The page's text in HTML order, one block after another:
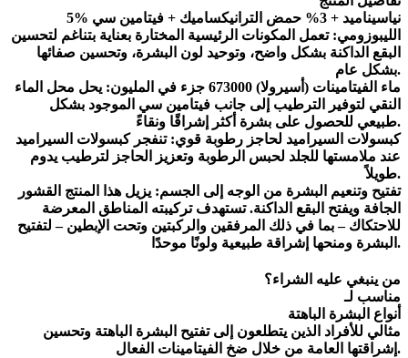
5% نياسيناميد + 3% حمض الترانيكساميك + فيتامين سي
الليبوزومي: تعمل المكونات الرئيسية المختارة بعناية بتناغم لتحسين
البقع الداكنة بشكل واضح، وتوحيد لون البشرة، وتحسين صفائها
بشكل عام.
ماء الفيتامينات (أسيرولا) 673000 جزء في المليون: يحل محل الماء
النقي لتوفير الترطيب إلى جانب فيتامين سي الموجود بشكل
طبيعي للحصول على بشرة أكثر إشراقًا ونقاءً.
كبسولات السيراميد لحاجز رطوبة قوي: تنفجر كبسولات السيراميد
عند ملامستها للجلد لحبس الرطوبة وتعزيز الحاجز لترطيب يدوم
طويلاً.
تفتيح وتنعيم البشرة من الوجه إلى الجسم: يزيل هذا المنتج القشور
الجافة ويفتح البقع الداكنة. تستهدف تركيبته المناطق المعرضة
للاحتكاك – بما في ذلك المرفقين والركبتين وتحت الإبطين – لتفتيح
البشرة ومنحها إشراقة طبيعية ولونًا موحدًا.
من ينبغي عليه الشراء؟
مناسب لـ
أنواع البشرة الباهتة
مثالي للأفراد الذين يتطلعون إلى تفتيح البشرة الباهتة وتحسين
إشراقتها العامة من خلال ضخ الفيتامينات الفعال.